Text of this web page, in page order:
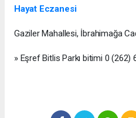
Hayat Eczanesi
Gaziler Mahallesi, İbrahimağa
» Eşref Bitlis Parkı bitimi 0 (262)